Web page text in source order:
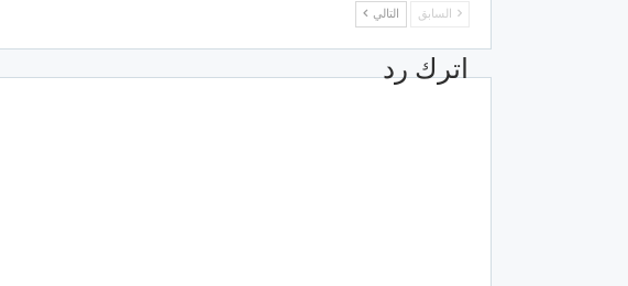
السابق التالي
اترك رد